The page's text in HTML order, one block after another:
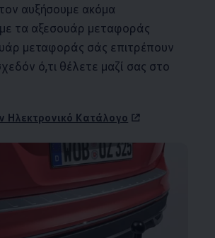
αυξήσουμε ακόμα
τα αξεσουάρ μεταφοράς
μεταφοράς σάς επιτρέπουν
ό,τι θέλετε μαζί σας στο
Ηλεκτρονικό Κατάλογο